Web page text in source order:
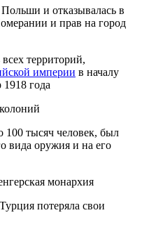
и отказывалась в
и прав на город
территорий,
империи в началу
года
тысяч человек, был
вида оружия и на его
монархия
потеряла свои